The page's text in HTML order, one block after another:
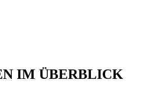
IM ÜBERBLICK